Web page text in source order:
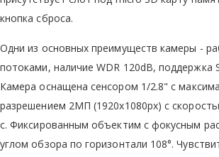
кнопка сброса.
Одни из основных преимуществ камеры -
потоками, наличие WDR 120dB, поддержка
Камера оснащена сенсором 1/2.8" с
разрешением 2МП (1920x1080px) с
с. Фиксированным объектим с фокусным
углом обзора по горизонтали 108°.